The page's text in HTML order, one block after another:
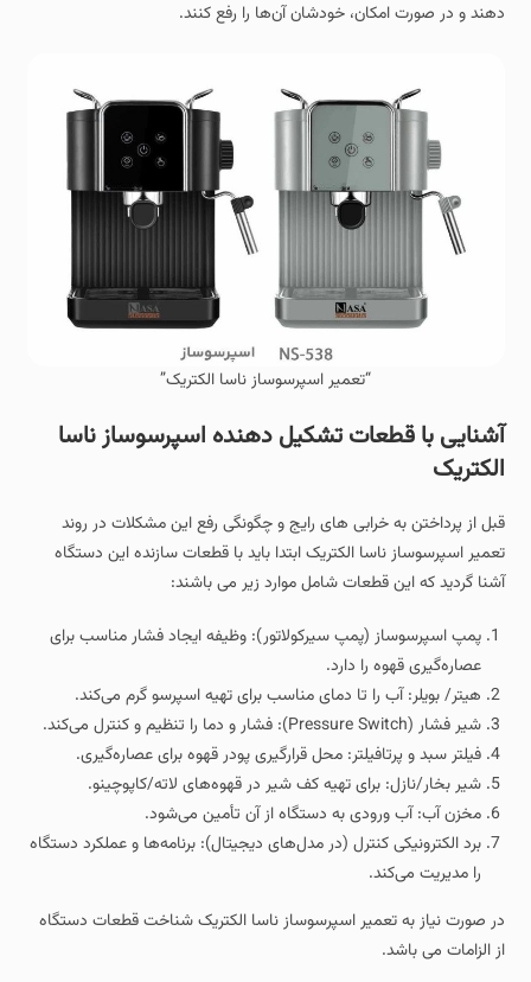
دهند و در صورت امکان، خودشان آن‌ها را رفع کنند.
“تعمیر اسپرسوساز ناسا الکتریک”
آشنایی با قطعات تشکیل دهنده اسپرسوساز ناسا
الکتریک
قبل از پرداختن به خرابی های رایج و چگونگی رفع این مشکلات در روند
تعمیر اسپرسوساز ناسا الکتریک ابتدا باید با قطعات سازنده این دستگاه
آشنا گردید که این قطعات شامل موارد زیر می باشند:
پمپ اسپرسوساز (پمپ سیرکولاتور): وظیفه ایجاد فشار مناسب برای
عصاره‌گیری قهوه را دارد.
هیتر/ بویلر: آب را تا دمای مناسب برای تهیه اسپرسو گرم می‌کند.
شیر فشار (Pressure Switch): فشار و دما را تنظیم و کنترل می‌کند.
فیلتر سبد و پرتافیلتر: محل قرارگیری پودر قهوه برای عصاره‌گیری.
شیر بخار/نازل: برای تهیه کف شیر در قهوه‌های لاته/کاپوچینو.
مخزن آب: آب ورودی به دستگاه از آن تأمین می‌شود.
برد الکترونیکی کنترل (در مدل‌های دیجیتال): برنامه‌ها و عملکرد دستگاه
را مدیریت می‌کند.
در صورت نیاز به تعمیر اسپرسوساز ناسا الکتریک شناخت قطعات دستگاه
از الزامات می باشد.